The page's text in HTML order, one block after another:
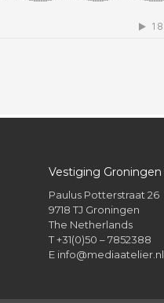
Vestiging Groningen
Paulus Potterstraat 26
9718 TJ Groningen
The Netherlands
T +31(0)50 – 7852388
E info@mediaatelier.nl